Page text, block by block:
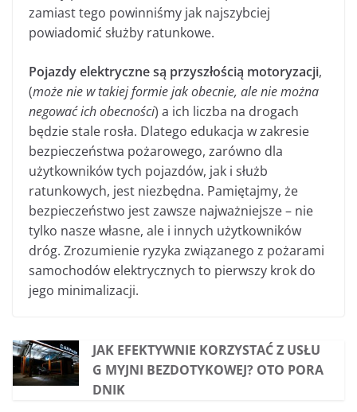
zamiast tego powinniśmy jak najszybciej
powiadomić służby ratunkowe.
Pojazdy elektryczne są przyszłością motoryzacji,
(może nie w takiej formie jak obecnie, ale nie można
negować ich obecności) a ich liczba na drogach
będzie stale rosła. Dlatego edukacja w zakresie
bezpieczeństwa pożarowego, zarówno dla
użytkowników tych pojazdów, jak i służb
ratunkowych, jest niezbędna. Pamiętajmy, że
bezpieczeństwo jest zawsze najważniejsze – nie
tylko nasze własne, ale i innych użytkowników
dróg. Zrozumienie ryzyka związanego z pożarami
samochodów elektrycznych to pierwszy krok do
jego minimalizacji.
JAK EFEKTYWNIE KORZYSTAĆ Z USŁU
G MYJNI BEZDOTYKOWEJ? OTO PORA
DNIK